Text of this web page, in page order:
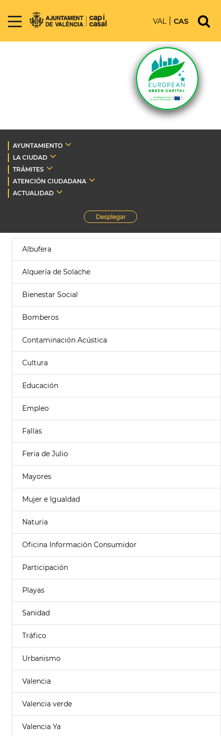
VAL CAS
AYUNTAMIENTO
LA CIUDAD
TRÁMITES
ATENCIÓN CIUDADANA
ACTUALIDAD
Desplegar
Albufera
Alquería de Solache
Bienestar Social
Bomberos
Contaminación Acústica
Cultura
Educación
Empleo
Fallas
Feria de Julio
Mayores
Mujer e Igualdad
Naturia
Oficina Información Consumidor
Participación
Playas
Sanidad
Tráfico
Urbanismo
Valencia
Valencia verde
Valencia Ya